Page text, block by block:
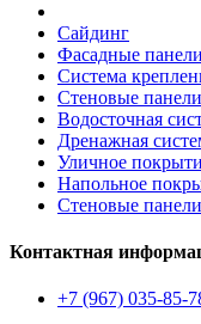
Сайдинг
Фасадные панели
Система
Стеновые панели
Водосточная
Дренажная
Уличное
Напольное
Стеновые
Контактная
+7 (967) 035-85-